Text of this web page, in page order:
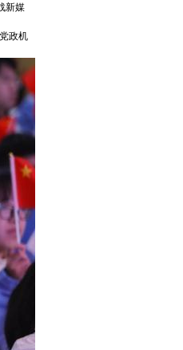
新媒
政机